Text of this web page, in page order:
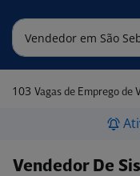
103 Vagas de Emprego de
Vendedor De